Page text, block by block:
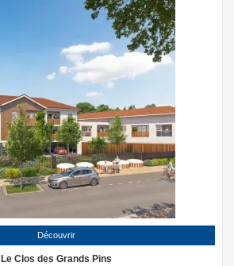
Découvrir
Le Clos des Grands Pins